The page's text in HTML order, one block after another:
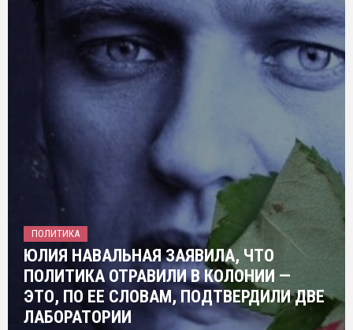
ПОЛИТИКА
ЮЛИЯ НАВАЛЬНАЯ ЗАЯВИЛА, ЧТО
ПОЛИТИКА ОТРАВИЛИ В КОЛОНИИ —
ЭТО, ПО ЕЕ СЛОВАМ, ПОДТВЕРДИЛИ ДВЕ
ЛАБОРАТОРИИ